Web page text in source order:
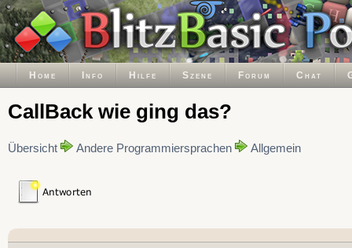
Home Info Hilfe Szene Forum Chat
CallBack wie ging das?
Übersicht Andere Programmiersprachen Allgemein